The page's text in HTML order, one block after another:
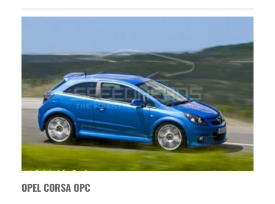
OPEL CORSA OPC